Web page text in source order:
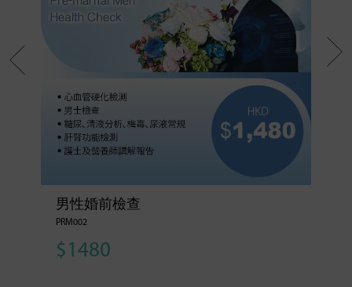
男性婚前檢查
PRM002
$1480